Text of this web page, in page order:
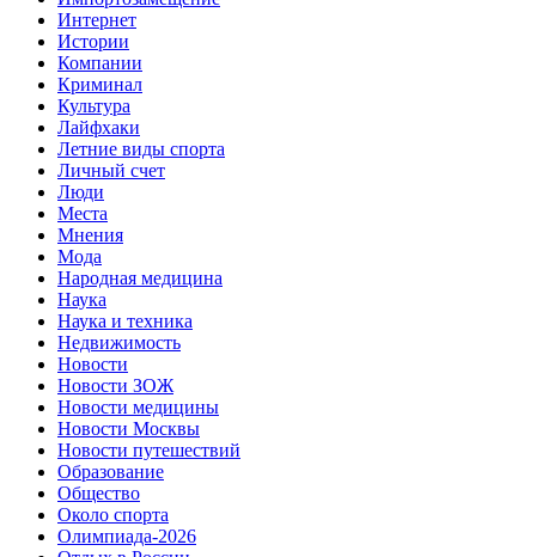
Интернет
Истории
Компании
Криминал
Культура
Лайфхаки
Летние виды спорта
Личный счет
Люди
Места
Мнения
Мода
Народная медицина
Наука
Наука и техника
Недвижимость
Новости
Новости ЗОЖ
Новости медицины
Новости Москвы
Новости путешествий
Образование
Общество
Около спорта
Олимпиада-2026